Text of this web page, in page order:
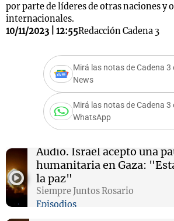
por parte de líderes de otras naciones y
internacionales.
10/11/2023 | 12:55Redacción Cadena 3
Mirá las notas de Cadena 3
News
Mirá las notas de Cadena 3
WhatsApp
Audio. Israel aceptó una
humanitaria en Gaza:
la paz"
Siempre Juntos Rosario
Episodios